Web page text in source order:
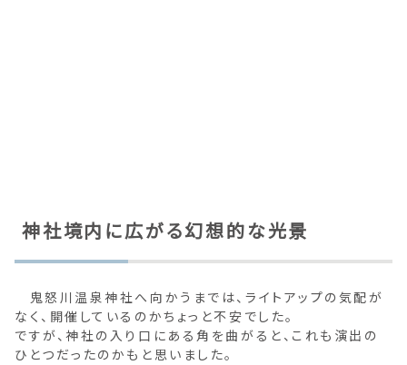
神社境内に広がる幻想的な光景
鬼怒川温泉神社へ向かうまでは、ライトアップの気配が
なく、開催しているのかちょっと不安でした。
ですが、神社の入り口にある角を曲がると、これも演出の
ひとつだったのかもと思いました。